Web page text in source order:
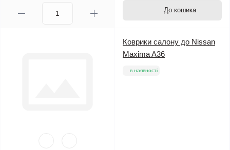
До кошика
Коврики салону до Nissan
Maxima A36
в наявності